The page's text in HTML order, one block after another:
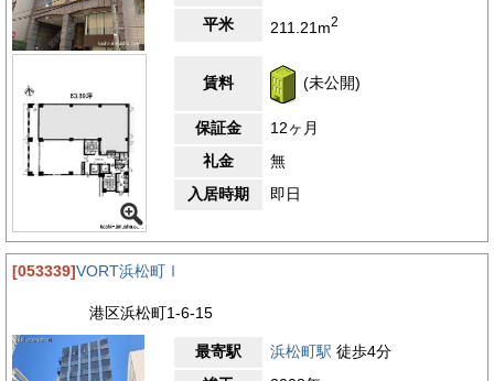
平米
211.21m2
賃料 (未公開)
保証金
12ヶ月
礼金
無
入居時期
即日
[053339]VORT浜松町Ⅰ
港区浜松町1-6-15
最寄駅 浜松町駅 徒歩4分